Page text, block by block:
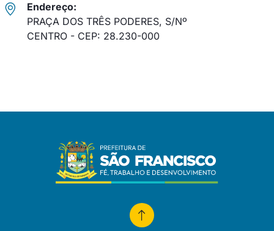
Endereço:
PRAÇA DOS TRÊS PODERES, S/Nº
CENTRO - CEP: 28.230-000